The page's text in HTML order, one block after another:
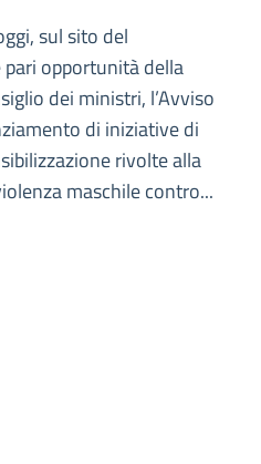
sul sito del
opportunità della
dei ministri, l’Avviso
di iniziative di
rivolte alla
maschile contro...